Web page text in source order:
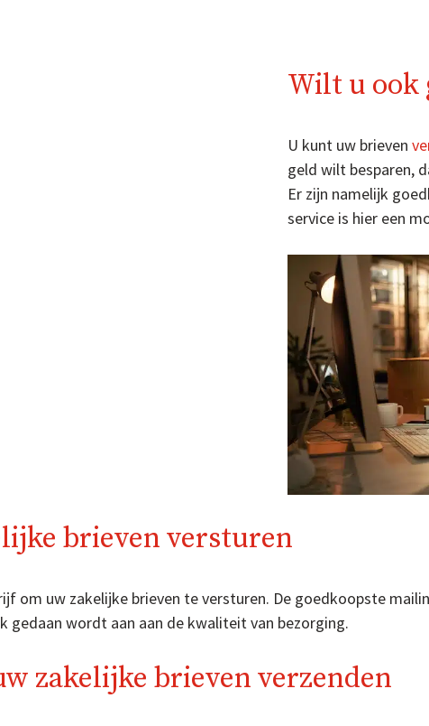
Wilt u ook
U kunt uw brieven
geld wilt besparen,
Er zijn namelijk
service is hier een
brieven versturen
om uw zakelijke brieven te versturen. De goedkoopste
wordt aan aan de kwaliteit van bezorging.
zakelijke brieven verzenden